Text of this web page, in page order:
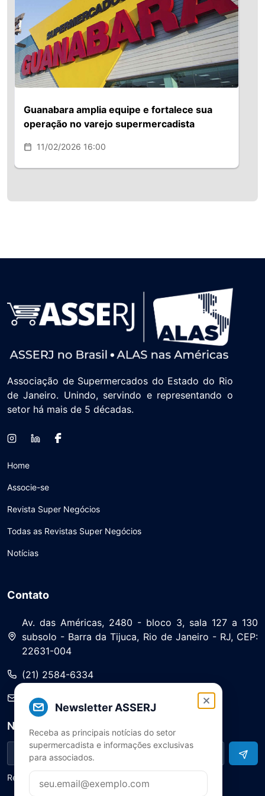
Segundo ela, 2026 deve marcar um
avanço gradual no uso de agentes
inteligentes e testes mais cautelosos
de sistemas de checkout
automatizados, especialmente entre
consumidores da Geração Z.
Guanabara amplia equipe e fortalece sua
operação no varejo supermercadista
11/02/2026 16:00
Newsletter ASSERJ
Receba as principais notícias do setor
supermercadista e informações exclusivas
para associados.
Associação de Supermercados do Estado do Rio
de Janeiro. Unindo, servindo e representando o
setor há mais de 5 décadas.
Home
Associe-se
Revista Super Negócios
Todas as Revistas Super Negócios
Notícias
Contato
Av. das Américas, 2480 - bloco 3, sala 127 a 130
subsolo - Barra da Tijuca, Rio de Janeiro - RJ, CEP:
22631-004
(21) 2584-6334
saa@asserj.com.br
Newsletter
Receba notícias e atualizações do setor